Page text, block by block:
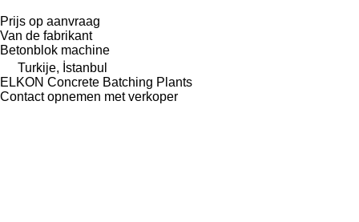
Prijs op aanvraag
Van de fabrikant
Betonblok machine
Turkije, İstanbul
ELKON Concrete Batching Plants
Contact opnemen met verkoper